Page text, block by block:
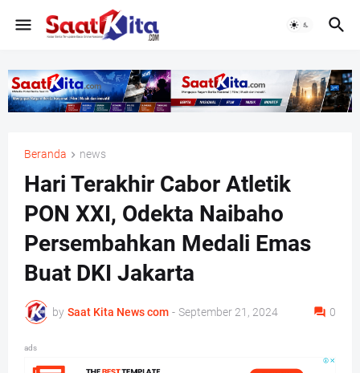
Beranda news
Hari Terakhir Cabor Atletik
PON XXI, Odekta Naibaho
Persembahkan Medali Emas
Buat DKI Jakarta
by Saat Kita News com - September 21, 2024 0
ads